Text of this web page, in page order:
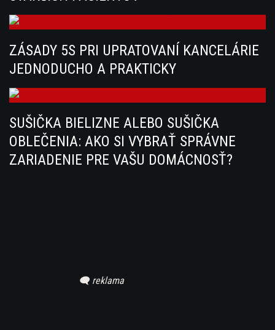
ZÁSADY 5S PRI UPRATOVANÍ KANCELÁRIE
JEDNODUCHO A PRAKTICKY
SUŠIČKA BIELIZNE ALEBO SUŠIČKA
OBLEČENIA: AKO SI VYBRAŤ SPRÁVNE
ZARIADENIE PRE VAŠU DOMÁCNOSŤ?